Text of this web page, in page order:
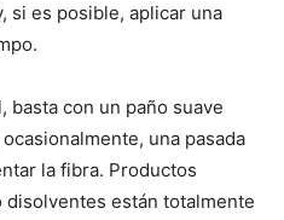
si es posible, aplicar una
basta con un paño suave
una pasada
la fibra. Productos
están totalmente